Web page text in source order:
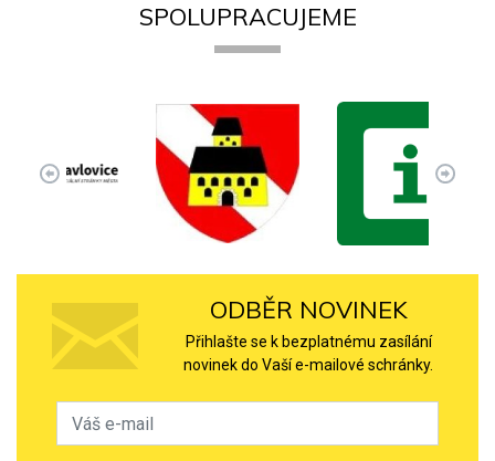
SPOLUPRACUJEME
ODBĚR NOVINEK
Přihlašte se k bezplatnému zasílání
novinek do Vaší e-mailové schránky.